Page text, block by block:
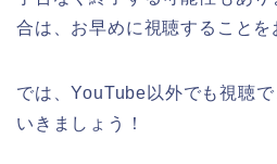
合は、お早めに視聴することを
では、YouTube以外でも視聴
いきましょう！